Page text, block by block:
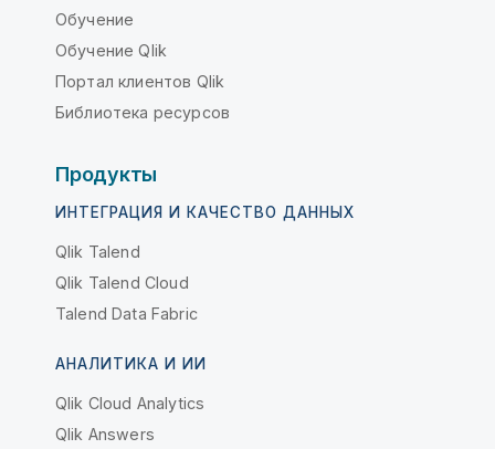
Обучение
Обучение Qlik
Портал клиентов Qlik
Библиотека ресурсов
Продукты
ИНТЕГРАЦИЯ И КАЧЕСТВО ДАННЫХ
Qlik Talend
Qlik Talend Cloud
Talend Data Fabric
АНАЛИТИКА И ИИ
Qlik Cloud Analytics
Qlik Answers